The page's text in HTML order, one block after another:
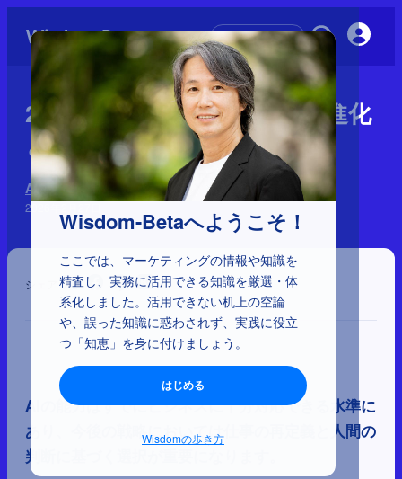
Wisdom-Betaへようこそ！
ここでは、マーケティングの情報や知識を
精査し、実務に活用できる知識を厳選・体
系化しました。活用できない机上の空論
や、誤った知識に惑わされず、実践に役立
つ「知恵」を身に付けましょう。
はじめる
Wisdomの歩き方
初めての方へ
2026年2月時点で見えるAIの進化
と戦略示唆
AI大変革時代のインパクト
2026年2月27日
シェア
AIの能力はすでにビジネスに十分対応できる水準に
あり、今後の戦略においては仕事の再定義と人間の
判断に基づく選択が重要になります。